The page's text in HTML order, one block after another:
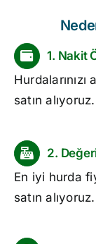
1. Nakit
satın alıyoruz.
2.
En iyi hurda
satın alıyoruz.